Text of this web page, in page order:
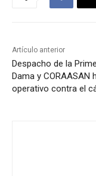
Artículo anterior
Despacho de la
Dama y CORAASAN
operativo contra el